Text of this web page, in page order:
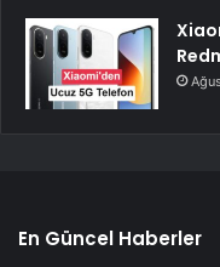
En Güncel Haberler